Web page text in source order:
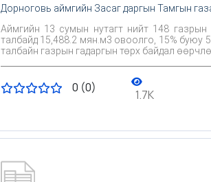
Дорноговь аймгийн Засаг даргын Тамгын
Аймгийн 13 сумын нутагт нийт 148 газрын
талбайд 15,488.2 мян.м3 овоолго, 15% буюу
талбайн газрын гадаргын төрх байдал
0 (0) 1.7K